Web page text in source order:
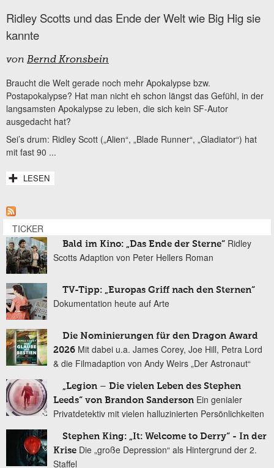
Ridley Scotts und das Ende der Welt wie Big Hig sie
kannte
von Bernd Kronsbein
Braucht die Welt gerade noch mehr Apokalypse bzw.
Postapokalypse? Hat man nicht eh schon längst das Gefühl, in der
langsamsten Apokalypse zu leben, die sich kein SF-Autor
ausgedacht hat?
Sei’s drum: Ridley Scott („Alien“, „Blade Runner“, „Gladiator“) hat
mit fast 90 ...
LESEN
TICKER
Bald im Kino: „Das Ende der Sterne“ Ridley
Scotts Adaption von Peter Hellers Roman
TV-Tipp: „Europas Griff nach den Sternen“
Dokumentation heute auf Arte
Die Nominierungen für den Dragon Award
2026 Mit dabei u.a. James Corey, Joe Hill, Petra Lord
& die Filmadaption von Andy Weirs „Der Astronaut“
„Legion – Die vielen Leben des Stephen
Leeds“ von Brandon Sanderson Ein genialer
Privatdetektiv mit vielen halluzinierten Persönlichkeiten
Stephen King: „It: Welcome to Derry“ - In der
Krise Die „große Depression“ als Hintergrund der 2.
Staffel